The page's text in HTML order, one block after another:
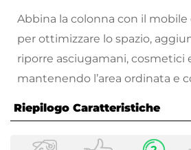
Abbina la colonna con il mobile
per ottimizzare lo spazio,
riporre asciugamani, cosmetici
mantenendo l’area ordinata e
Riepilogo Caratteristiche
Caratteristiche